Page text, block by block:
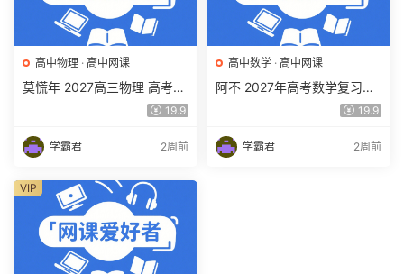
高中物理 · 高中网课
莫慌年 2027高三物理 高考物
19.9
学霸君 2周前
高中数学 · 高中网课
阿不 2027年高考数学复习网
课教程 高三数学 一轮复习视
19.9
学霸君 2周前
VIP